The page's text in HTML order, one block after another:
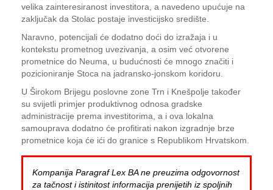
velika zainteresiranost investitora, a navedeno upućuje na
zaključak da Stolac postaje investicijsko središte.
Naravno, potencijali će dodatno doći do izražaja i u
kontekstu prometnog uvezivanja, a osim već otvorene
prometnice do Neuma, u budućnosti će mnogo značiti i
pozicioniranje Stoca na jadransko-jonskom koridoru.
U Širokom Brijegu poslovne zone Trn i Knešpolje također
su svijetli primjer produktivnog odnosa gradske
administracije prema investitorima, a i ova lokalna
samouprava dodatno će profitirati nakon izgradnje brze
prometnice koja će ići do granice s Republikom Hrvatskom.
Kompanija Paragraf Lex BA ne preuzima odgovornost
za tačnost i istinitost informacija prenijetih iz spoljnih